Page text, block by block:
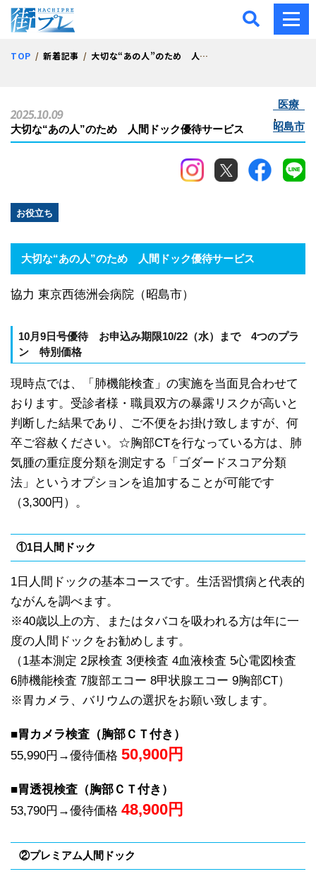
街プレ -東京・西多摩の
TOP 新着記事 大切な“あの人”のため 人間ドック優待サービス
大切な“あの人”のため 人間ドック優待サービス
お役立ち
2025.10.09
医療
,
昭島市
大切な“あの人”のため 人間ドック優待サービス
協力 東京西徳洲会病院（昭島市）
10月9日号優待 お申込み期限10/22（水） まで 4つのプラ
ン 特別価格
現時点では、「肺機能検査」の実施を当面見合わせて
おります。受診者様・職員双方の暴露リスクが高いと
判断した結果であり、ご不便をお掛け致しますが、何
卒ご容赦ください。☆胸部CTを行なっている方は、肺
気腫の重症度分類を測定する「ゴダードスコア分類
法」というオプションを追加することが可能です
（3,300円）。
①1日人間ドック
1日人間ドックの基本コースです。生活習慣病と代表的
ながんを調べます。
※40歳以上の方、またはタバコを吸われる方は年に一
度の人間ドックをお勧めします。
（1基本測定 2尿検査 3便検査 4血液検査 5心電図検査
6肺機能検査 7腹部エコー 8甲状腺エコー 9胸部CT）
※胃カメラ、バリウムの選択をお願い致します。
■胃カメラ検査（胸部ＣＴ付き）
55,990円→優待価格 50,900円
■胃透視検査（胸部ＣＴ付き）
53,790円→優待価格 48,900円
②プレミアム人間ドック